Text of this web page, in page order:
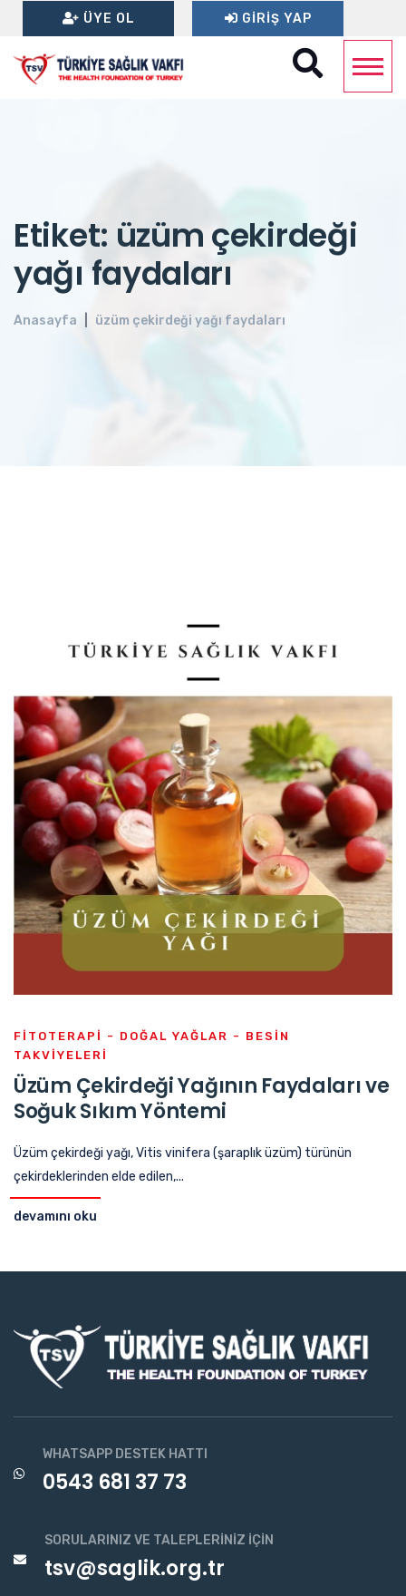
ÜYE OL GIRIŞ YAP
Etiket: üzüm çekirdeği
yağı faydaları
Anasayfa üzüm çekirdeği yağı faydaları
FITOTERAPI - DOĞAL YAĞLAR - BESIN
TAKVIYELERI
Üzüm Çekirdeği Yağının Faydaları ve
Soğuk Sıkım Yöntemi
Üzüm çekirdeği yağı, Vitis vinifera (şaraplık üzüm) türünün
çekirdeklerinden elde edilen,...
devamını oku
WHATSAPP DESTEK HATTI
0543 681 37 73
SORULARINIZ VE TALEPLERINIZ İÇIN
tsv@saglik.org.tr